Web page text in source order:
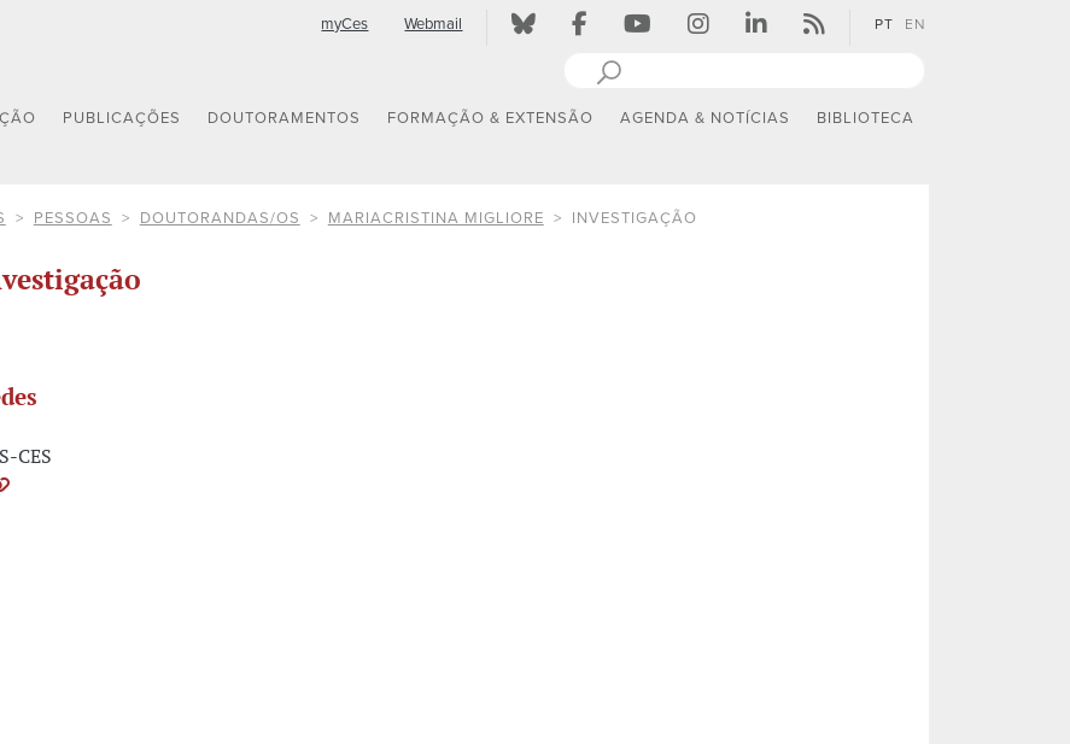
myCes Webmail PT EN
PUBLICAÇÕES DOUTORAMENTOS FORMAÇÃO & EXTENSÃO AGENDA & NOTÍCIAS BIBLIOTECA
PESSOAS DOUTORANDAS/OS MARIACRISTINA MIGLIORE INVESTIGAÇÃO
CES